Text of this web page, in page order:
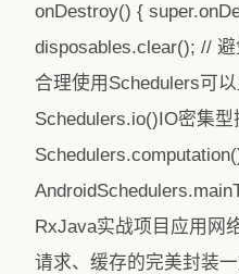
onDestroy() {
disposables.clear(); //
合理使用Schedulers可
Schedulers.io()IO密集型
RxJava实战项目应用网
请求、缓存的完美封装